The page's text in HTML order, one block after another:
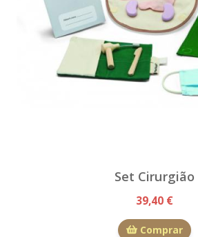
Set Cirurgião
39,40 €
Comprar